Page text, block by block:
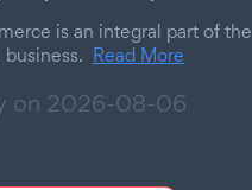
is an integral part of the
Read More
on 2026-08-06